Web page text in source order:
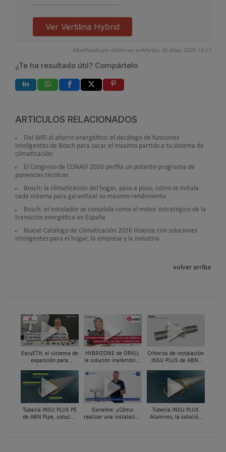
Ver Vertilina Hybrid
Modificado por última vez enMartes, 26 Mayo 2026 13:17
¿Te ha resultado útil? Compártelo
ARTÍCULOS RELACIONADOS
Del WiFi al ahorro energético: el decálogo de funciones
inteligentes de Bosch para sacar el máximo partido a tu sistema de
climatización
El Congreso de CONAIF 2026 perfila un potente programa de
ponencias técnicas
Bosch: la climatización del hogar, paso a paso, cómo se instala
cada sistema para garantizar su máximo rendimiento
Bosch: el instalador se consolida como el motor estratégico de la
transición energética en España
Nuevo Catálogo de Climatización 2026 Hisense con soluciones
inteligentes para el hogar, la empresa y la industria
volver arriba
EasySTH, el sistema de
expansión para
Mestres, Standard
Hidráulica
HYBRIZONE de ORKLI,
la solución inalámbrica
zonificación del clima
en vivienda
Criterios de instalación
INSU PLUS de ABN,
Tubería INSU PLUS PE
de ABN Pipe, solución
Genebre: ¿Cómo
realizar una instalación
Tubería INSU PLUS
Aluminio, la solución